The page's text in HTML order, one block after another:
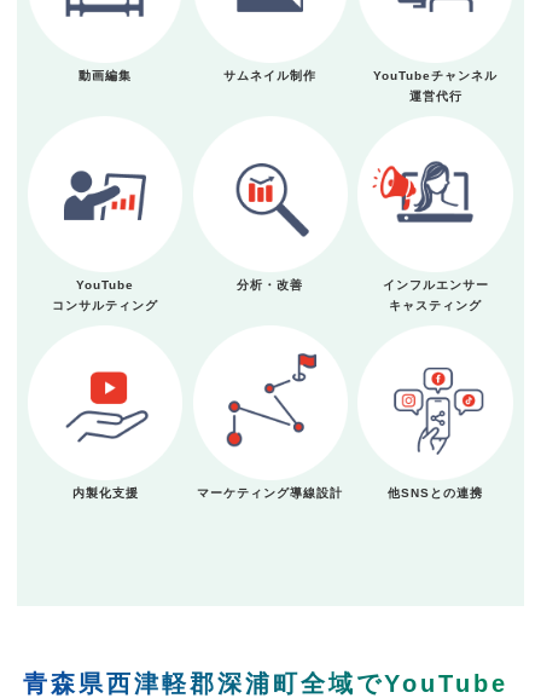
動画編集 サムネイル制作
YouTubeチャンネル
運営代行
YouTube
コンサルティング
分析・改善
インフルエンサー
キャスティング
内製化支援 マーケティング導線設計 他SNSとの連携
青森県西津軽郡深浦町全域でYouTube